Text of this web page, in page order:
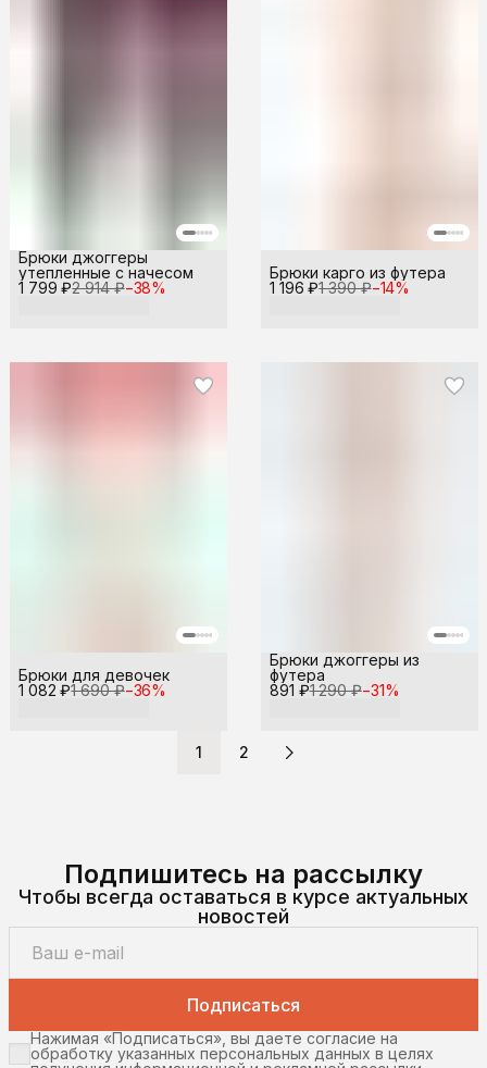
1 799 ₽2 914 ₽−38%
Брюки джоггеры
утепленные с начесом
1 196 ₽1 390 ₽−14%
Брюки карго из футера
1 082 ₽1 690 ₽−36%
Брюки для девочек
891 ₽1 290 ₽−31%
Брюки джоггеры из
футера
1 2
Подпишитесь на рассылку
Чтобы всегда оставаться в курсе актуальных
новостей
Подписаться
Нажимая «Подписаться», вы даете согласие на
обработку указанных персональных данных в целях